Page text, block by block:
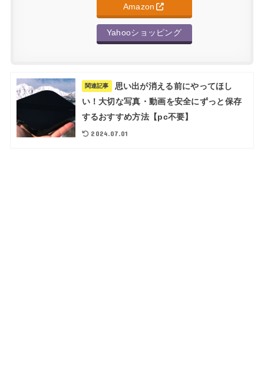
Amazon
Yahooショッピング
関連記事
思い出が消える前にやってほし
い！大切な写真・動画を安全にずっと保存
するおすすめ方法【pc不要】
2024.07.01